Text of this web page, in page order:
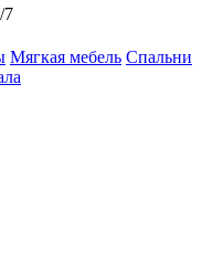
7
Мягкая мебель Спальни